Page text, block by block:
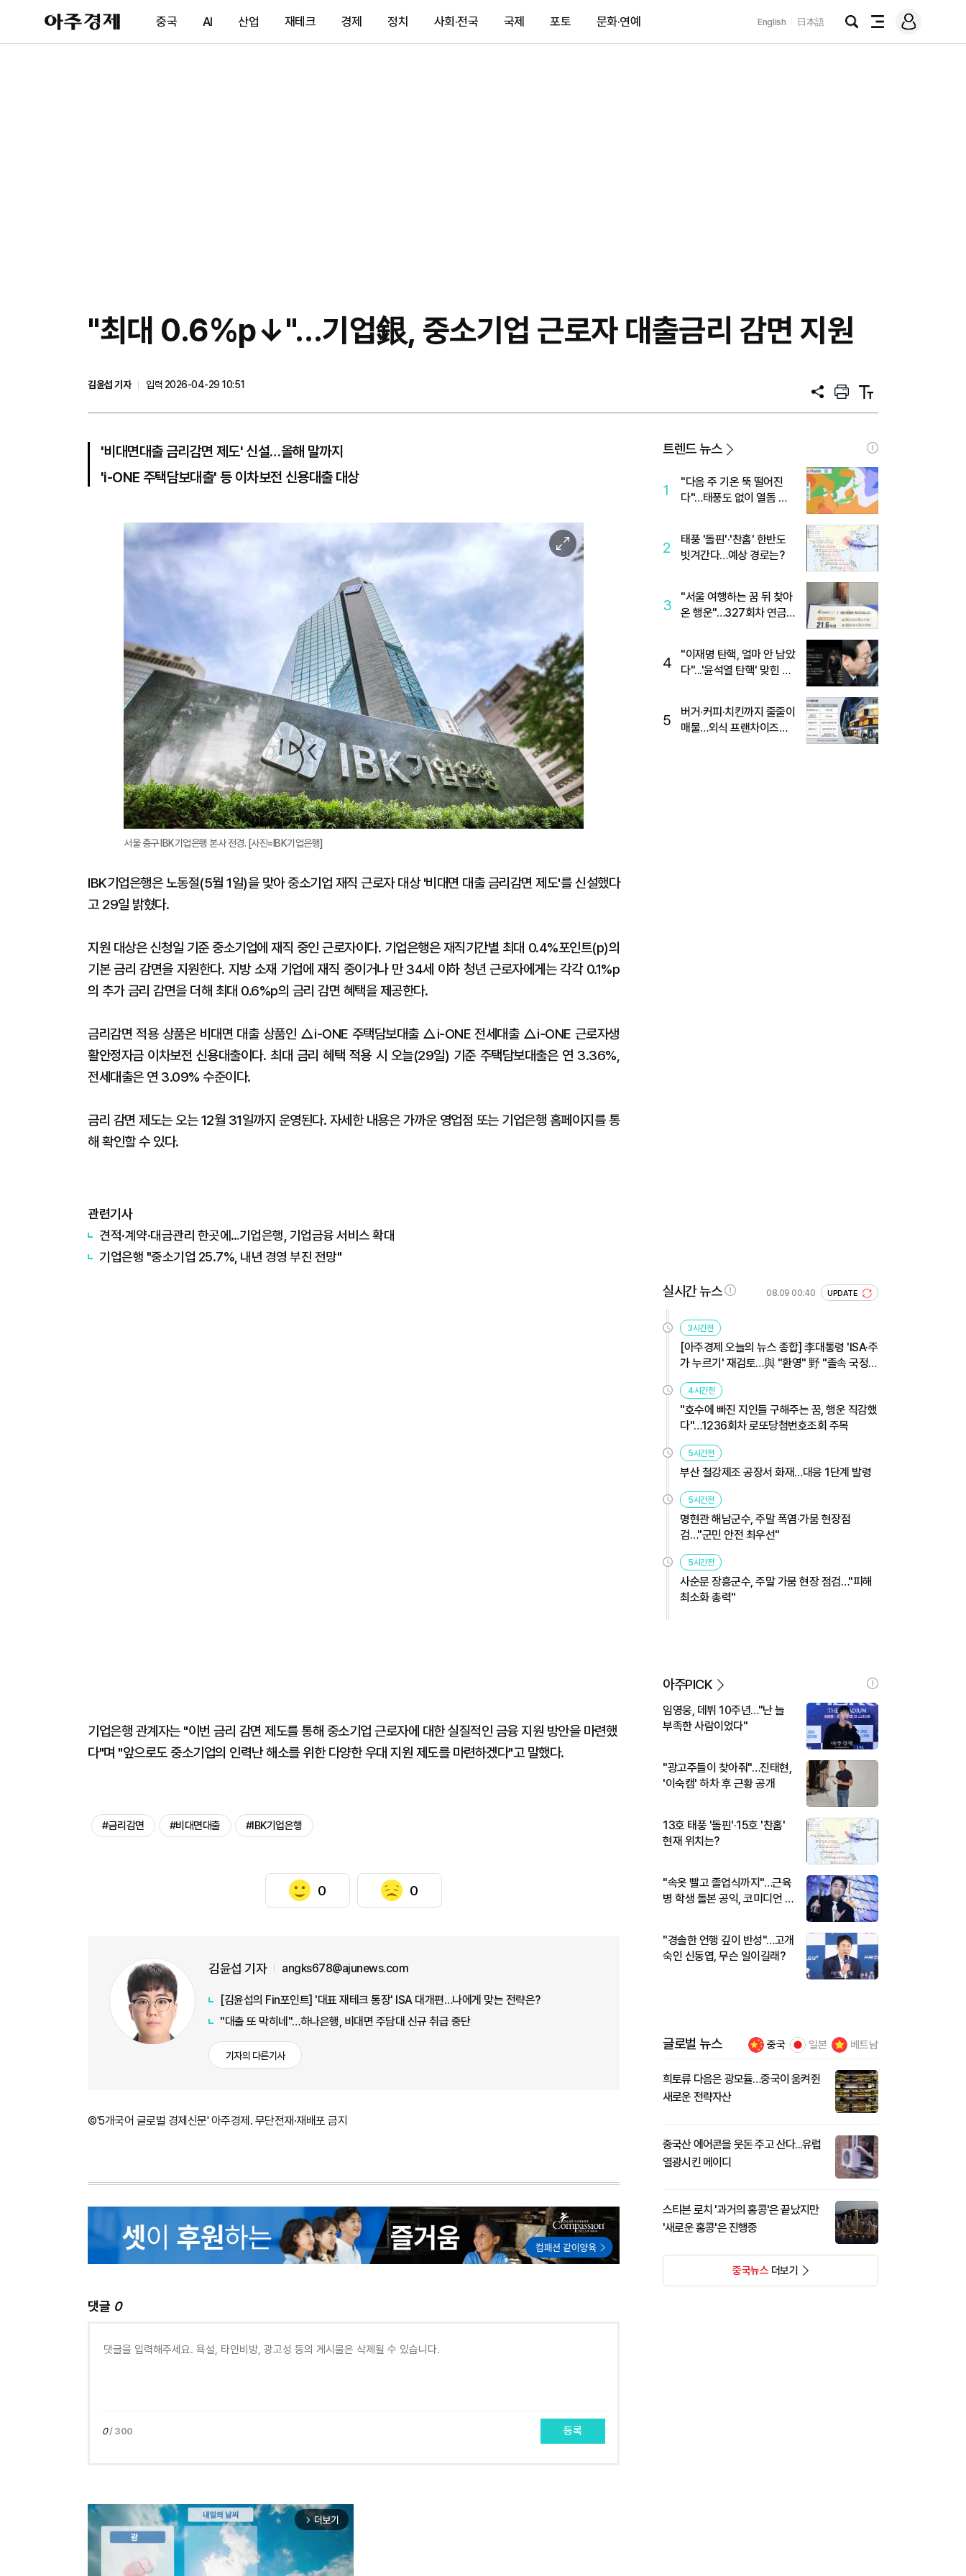
아
주
제
중국 AI 산업 재테크 경제 정치 사회·전국 국제 포토 문화·연예 English 日本語
검
전
메
그
"최대 0.6%p↓"…기업銀, 중소기업 근로자 대출금리 감면 지원
김윤섭 기자
입력 2026-04-29 10:51
공
프
트
텍
트
'비대면대출 금리감면 제도' 신설…올해 말까지
'i-ONE 주택담보대출' 등 이차보전 신용대출 대상
이
미
서울 중구 IBK기업은행 본사 전경. [사진=IBK기업은행]
IBK기업은행은 노동절(5월 1일)을 맞아 중소기업 재직 근로자 대상 '비대면 대출 금리감면 제도'를 신설했다
고 29일 밝혔다.
지원 대상은 신청일 기준 중소기업에 재직 중인 근로자이다. 기업은행은 재직기간별 최대 0.4%포인트(p)의
기본 금리 감면을 지원한다. 지방 소재 기업에 재직 중이거나 만 34세 이하 청년 근로자에게는 각각 0.1%p
의 추가 금리 감면을 더해 최대 0.6%p의 금리 감면 혜택을 제공한다.
금리감면 적용 상품은 비대면 대출 상품인 △i-ONE 주택담보대출 △i-ONE 전세대출 △i-ONE 근로자생
활안정자금 이차보전 신용대출이다. 최대 금리 혜택 적용 시 오늘(29일) 기준 주택담보대출은 연 3.36%,
전세대출은 연 3.09% 수준이다.
금리 감면 제도는 오는 12월 31일까지 운영된다. 자세한 내용은 가까운 영업점 또는 기업은행 홈페이지를 통
해 확인할 수 있다.
관련기사
견적·계약·대금관리 한곳에…기업은행, 기업금융 서비스 확대
기업은행 "중소기업 25.7%, 내년 경영 부진 전망"
기업은행 관계자는 "이번 금리 감면 제도를 통해 중소기업 근로자에 대한 실질적인 금융 지원 방안을 마련했
다"며 "앞으로도 중소기업의 인력난 해소를 위한 다양한 우대 지원 제도를 마련하겠다"고 말했다.
#금리감면 #비대면대출 #IBK기업은행
0 0
김윤섭 기자 angks678@ajunews.com
[김윤섭의 Fin포인트] '대표 재테크 통장' ISA 대개편…나에게 맞는 전략은?
"대출 또 막히네"…하나은행, 비대면 주담대 신규 취급 중단
기자의 다른기사
©'5개국어 글로벌 경제신문' 아주경제. 무단전재·재배포 금지
댓글 0
0/ 300 등록
arrow_forward_ios 더보기
트렌드 뉴스
1
"다음 주 기온 뚝 떨어진
다"…태풍도 없이 열돔 박
2
태풍 '돌핀'·'찬홈' 한반도
빗겨간다…예상 경로는?
3
"서울 여행하는 꿈 뒤 찾아
온 행운"…327회차 연금
4
"이재명 탄핵, 얼마 안 남았
다"...'윤석열 탄핵' 맞힌 무
5
버거·커피·치킨까지 줄줄이
매물…외식 프랜차이즈
실시간 뉴스 08.09 00:40 UPDATE
3시간전
[아주경제 오늘의 뉴스 종합] 李대통령 'ISA·주
가 누르기' 재검토…與 "환영" 野 "졸속 국정"
外
4시간전
"호수에 빠진 지인들 구해주는 꿈, 행운 직감했
다"…1236회차 로또당첨번호조회 주목
5시간전
부산 철강제조 공장서 화재…대응 1단계 발령
5시간전
명현관 해남군수, 주말 폭염·가뭄 현장점
검…"군민 안전 최우선"
5시간전
사순문 장흥군수, 주말 가뭄 현장 점검…"피해
최소화 총력"
아주PICK
임영웅, 데뷔 10주년…"난 늘
부족한 사람이었다"
"광고주들이 찾아줘"…진태현,
'이숙캠' 하차 후 근황 공개
13호 태풍 '돌핀'·15호 '찬홈'
현재 위치는?
"속옷 빨고 졸업식까지"…근육
병 학생 돌본 공익, 코미디언 김
"경솔한 언행 깊이 반성"…고개
숙인 신동엽, 무슨 일이길래?
글로벌 뉴스 중국 일본 베트남
희토류 다음은 광모듈…중국이 움켜쥔
새로운 전략자산
중국산 에어콘을 웃돈 주고 산다...유럽
열광시킨 메이디
스티븐 로치 '과거의 홍콩'은 끝났지만
'새로운 홍콩'은 진행중
중국뉴스더보기